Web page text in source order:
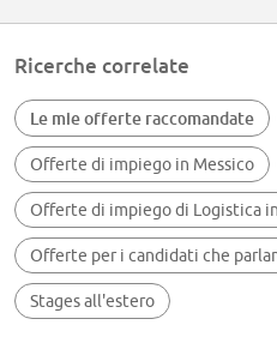
Pensamiento crítico
Pensamiento crítico
Adaptación al cambio
EN INVENTARIOS
Autonomía
Pensamiento crítico
Razonamiento Lógico-Matemático
Razonamiento Lógico-Matemático
Razonamiento Lógico-Matemático
Autonomía
Pensamiento crítico
Pensamiento crítico
Razonamiento Lógico-Matemático
Pensamiento crítico
Ricerche correlate
Le mie offerte raccomandate
Offerte di impiego in Messico
Offerte di impiego di Logistica
Offerte per i candidati che
Stages all'estero